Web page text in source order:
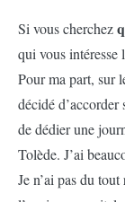
Si vous cherchez
qui vous intéresse
Pour ma part, sur
décidé
de dédier une
Tolède. J’ai
Je n’ai pas du